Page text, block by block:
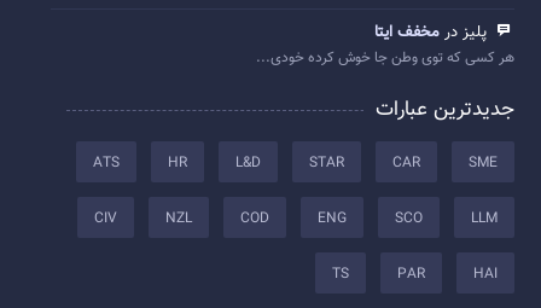
پلیز در مخفف ایتا
هر کسی که توی وطن جا خوش کرده خودی...
جدیدترین عبارات
SME
CAR
STAR
L&D
HR
ATS
LLM
SCO
ENG
COD
NZL
CIV
HAI
PAR
TS